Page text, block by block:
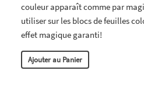
couleur apparaît comme par
utiliser sur les blocs de feuilles
effet magique garanti!
Ajouter au Panier